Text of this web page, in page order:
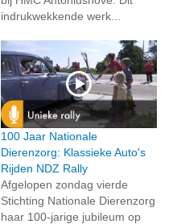
indrukwekkende werk...
100 Jaar Nationale
Dierenzorg: Klassieke Auto's
Rijden NDZ Rally
Afgelopen zondag vierde
Stichting Nationale Dierenzorg
haar 100-jarige jubileum op